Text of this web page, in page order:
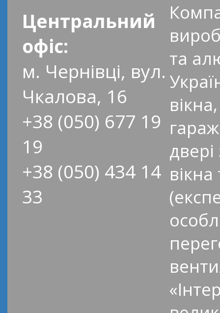
Центральний
офіс:
м. Чернівці, вул.
Чкалова, 16
+38 (050) 677 19
19
+38 (050) 434 14
33
та